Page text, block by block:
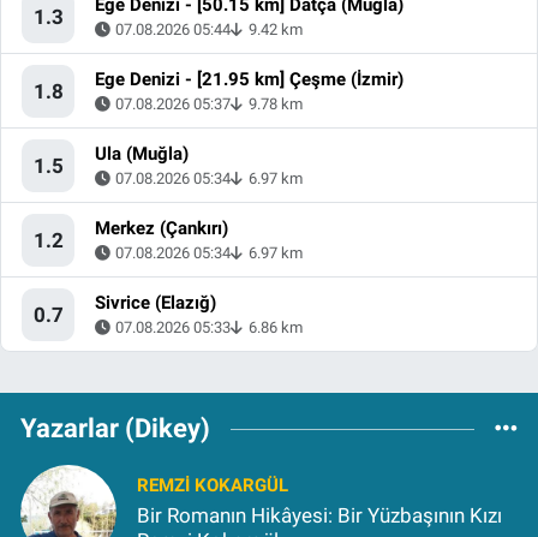
1.3 Ege Denizi - [50.15 km] Datça (Muğla)
07.08.2026 05:44 9.42 km
1.8 Ege Denizi - [21.95 km] Çeşme (İzmir)
07.08.2026 05:37 9.78 km
1.5 Ula (Muğla)
07.08.2026 05:34 6.97 km
1.2 Merkez (Çankırı)
07.08.2026 05:34 6.97 km
0.7 Sivrice (Elazığ)
07.08.2026 05:33 6.86 km
Yazarlar (Dikey)
REMZI KOKARGÜL
Bir Romanın Hikâyesi: Bir Yüzbaşının Kızı